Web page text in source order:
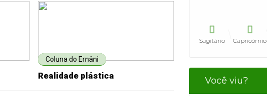
Coluna do Ernâni
Realidade plástica
Sagitário Capricórnio
Você viu?